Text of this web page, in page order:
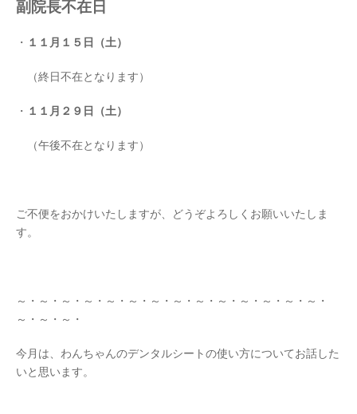
副院長不在日
・ １１月１５日（土）
（終日不在となります）
・ １１月２９日（土）
（午後不在となります）
ご不便をおかけいたしますが、どうぞよろしくお願いいたしま
す。
～・～・～・～・～・～・～・～・～・～・～・～・～・～・
～・～・～・
今月は、わんちゃんのデンタルシートの使い方についてお話した
いと思います。